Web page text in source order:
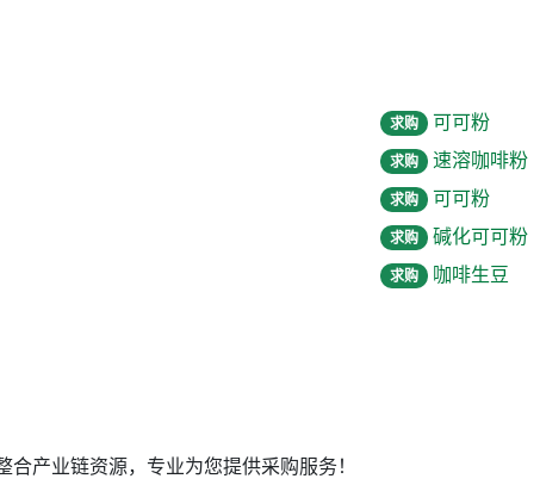
求购 可可粉
求购 速溶咖啡粉
求购 可可粉
求购 碱化可可粉
求购 咖啡生豆
合产业链资源，专业为您提供采购服务！